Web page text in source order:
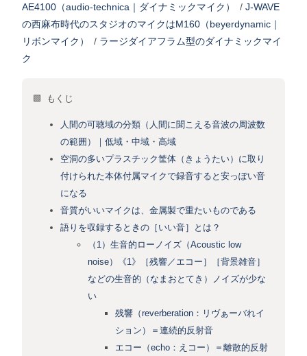
AE4100（audio-technica｜ダイナミックマイク）
/ J-WAVE
の西麻布時代のスタジオのマイクはM160（beyerdynamic｜
リボンマイク）
/ ラージダイアフラム型のダイナミックマイ
ク
🟩 もくじ
人間の可聴域の分類（人間に聞こえる音波の周波数
の範囲）｜低域・中域・高域
空洞の多いプラスチック筐体（きょうたい）に取り
付けられた本体付属マイクで録音すると安っぽい音
になる
音質がいいマイクは、金属製で重たいものである
語りを収録するときの［いい音］とは？
（1）生音的ローノイズ（Acoustic low
noise）《1》［残響／エコー］［背景雑音］
などの生音的（なまおとてき）ノイズが少な
い
残響（reverberation：リヴぁーバれイ
ション）＝連続的反射音
エコー（echo：えコー）＝離散的反射